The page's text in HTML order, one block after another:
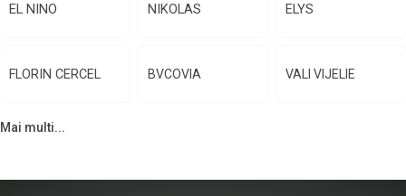
EL NINO NIKOLAS ELYS
FLORIN CERCEL BVCOVIA VALI VIJELIE
Mai multi...